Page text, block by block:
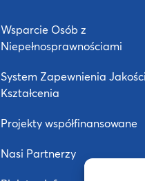
Wsparcie Osób z
Niepełnosprawnościami
System Zapewnienia Jakości
Kształcenia
Projekty współfinansowane
Nasi Partnerzy